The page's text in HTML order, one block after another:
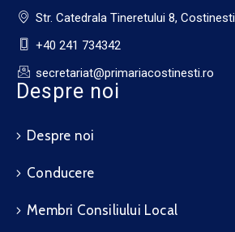
Str. Catedrala Tineretului 8, Costinesti
+40 241 734342
secretariat@primariacostinesti.ro​
Despre noi
Despre noi
Conducere
Membri Consiliului Local